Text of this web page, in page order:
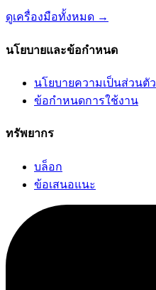
ดูเครื่องมือทั้งหมด →
นโยบายและข้อกำหนด
นโยบายความเป็นส่วนตัว
ข้อกำหนดการใช้งาน
ทรัพยากร
บล็อก
ข้อเสนอแนะ